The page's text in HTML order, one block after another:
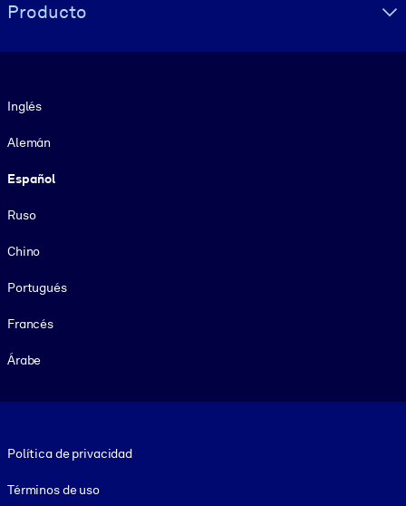
Producto
Inglés
Alemán
Español
Ruso
Chino
Portugués
Francés
Árabe
Política de privacidad
Términos de uso